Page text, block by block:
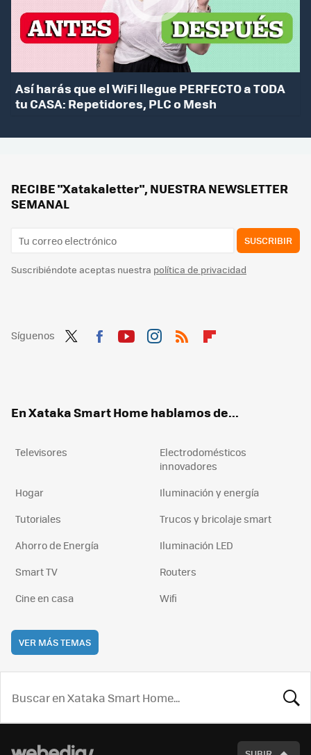
Así harás que el WiFi llegue PERFECTO a TODA
tu CASA: Repetidores, PLC o Mesh
RECIBE "Xatakaletter", NUESTRA NEWSLETTER
SEMANAL
SUSCRIBIR
Suscribiéndote aceptas nuestra política de privacidad
Síguenos
En Xataka Smart Home hablamos de...
Televisores
Electrodomésticos
innovadores
Hogar
Iluminación y energía
Tutoriales
Trucos y bricolaje smart
Ahorro de Energía
Iluminación LED
Smart TV
Routers
Cine en casa
Wifi
VER MÁS TEMAS